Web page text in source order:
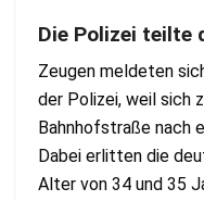
Die Polizei teilte
Zeugen meldeten
der Polizei, weil sich
Bahnhofstraße nach
Dabei erlitten die
Alter von 34 und 35